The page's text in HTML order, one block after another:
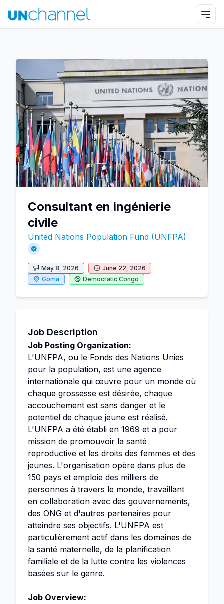
Consultant en ingénierie
civile
United Nations Population Fund (UNFPA)
May 8, 2026
June 22, 2026
Goma
Democratic Congo
Job Description
Job Posting Organization:
L'UNFPA, ou le Fonds des Nations Unies
pour la population, est une agence
internationale qui œuvre pour un monde où
chaque grossesse est désirée, chaque
accouchement est sans danger et le
potentiel de chaque jeune est réalisé.
L'UNFPA a été établi en 1969 et a pour
mission de promouvoir la santé
reproductive et les droits des femmes et des
jeunes. L'organisation opère dans plus de
150 pays et emploie des milliers de
personnes à travers le monde, travaillant
en collaboration avec des gouvernements,
des ONG et d'autres partenaires pour
atteindre ses objectifs. L'UNFPA est
particulièrement actif dans les domaines de
la santé maternelle, de la planification
familiale et de la lutte contre les violences
basées sur le genre.
Job Overview: